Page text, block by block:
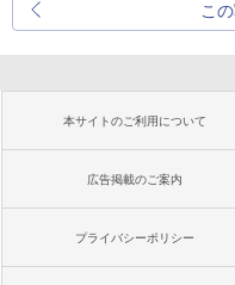
こ
本サイトのご利用について
広告掲載のご案内
プライバシーポリシー